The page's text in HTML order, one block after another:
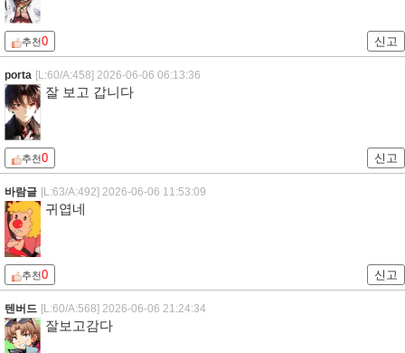
추천0 신고
porta [L:60/A:458] 2026-06-06 06:13:36
잘 보고 갑니다
추천0 신고
바람글 [L:63/A:492] 2026-06-06 11:53:09
귀엽네
추천0 신고
텐버드 [L:60/A:568] 2026-06-06 21:24:34
잘보고감다